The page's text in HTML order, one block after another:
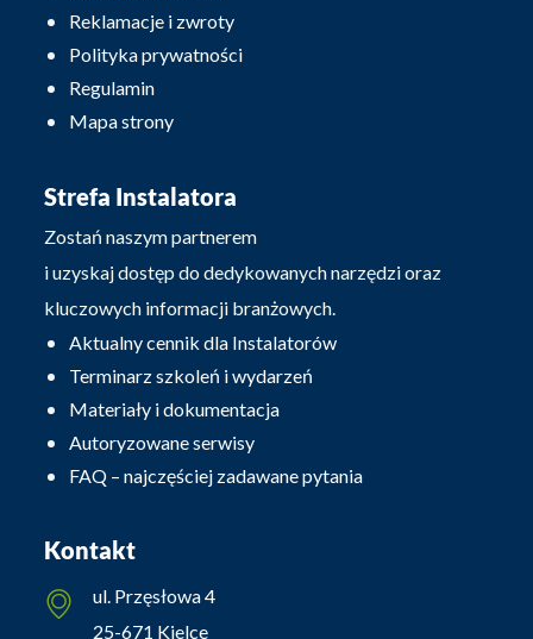
Reklamacje i zwroty
Polityka prywatności
Regulamin
Mapa strony
Strefa Instalatora
Zostań naszym partnerem
i uzyskaj dostęp do dedykowanych narzędzi oraz
kluczowych informacji branżowych.
Aktualny cennik dla Instalatorów
Terminarz szkoleń i wydarzeń
Materiały i dokumentacja
Autoryzowane serwisy
FAQ – najczęściej zadawane pytania
Kontakt
ul. Przęsłowa 4
25-671 Kielce